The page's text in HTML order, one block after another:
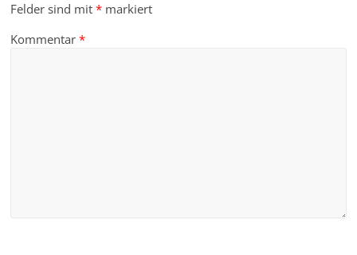
Felder sind mit* markiert
Kommentar*